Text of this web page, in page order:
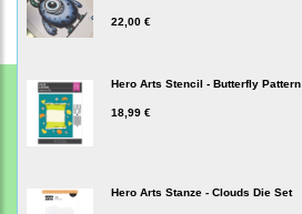
22,00 €
Hero Arts Stencil - Butterfly Pattern
18,99 €
Hero Arts Stanze - Clouds Die Set